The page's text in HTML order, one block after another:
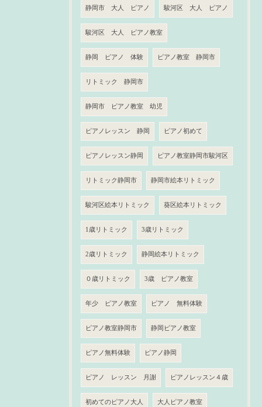
静岡市 大人 ピアノ 駿河区 大人 ピアノ
駿河区 大人 ピアノ教室
静岡 ピアノ 体験 ピアノ教室 静岡市
リトミック 静岡市
静岡市 ピアノ教室 幼児
ピアノレッスン 静岡 ピアノ初めて
ピアノレッスン静岡 ピアノ教室静岡市駿河区
リトミック静岡市 静岡市絵本リトミック
駿河区絵本リトミック 葵区絵本リトミック
1歳リトミック 3歳リトミック
2歳リトミック 静岡絵本リトミック
０歳リトミック 3歳 ピアノ教室
年少 ピアノ教室 ピアノ 無料体験
ピアノ教室静岡市 静岡ピアノ教室
ピアノ無料体験 ピアノ静岡
ピアノ レッスン 月謝 ピアノレッスン４歳
初めてのピアノ大人 大人ピアノ教室